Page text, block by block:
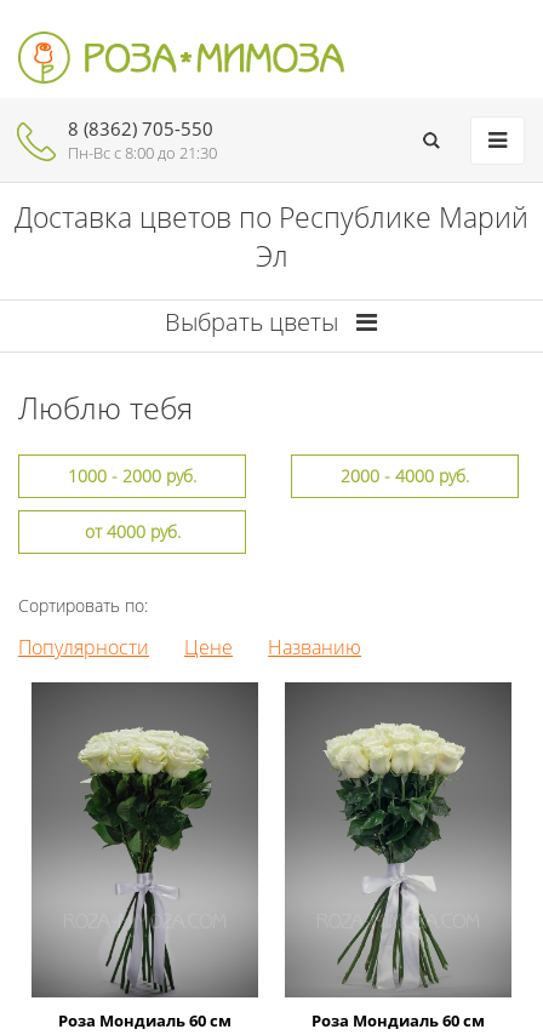
8 (8362) 705-550
Пн-Вc с 8:00 до 21:30
Доставка цветов по Республике Марий
Эл
Выбрать цветы
Люблю тебя
1000 - 2000 руб. 2000 - 4000 руб.
от 4000 руб.
Сортировать по:
Популярности Цене Названию
Роза Мондиаль 60 см
Роза Мондиаль 60 см